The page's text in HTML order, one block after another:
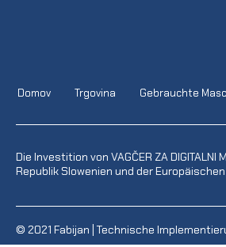
Domov Trgovina Gebrauchte
Die Investition von VAGČER ZA
Republik Slowenien und der
© 2021 Fabijan | Technische